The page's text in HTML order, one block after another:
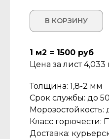
В КОРЗИНУ
1 м2 = 1500 руб
Цена за лист 4,033
Толщина: 1,8-2 мм
Срок службы: до
Морозостойкость:
Класс горючести: Г1
Доставка: